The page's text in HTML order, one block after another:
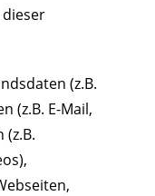
(z.B.
(z.B. E-Mail,